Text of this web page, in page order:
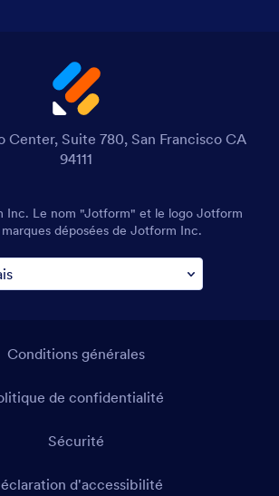
Center, Suite 780, San Francisco CA
94111
Le nom "Jotform" et le logo Jotform
déposées de Jotform Inc.
Conditions générales
de confidentialité
Sécurité
d'accessibilité